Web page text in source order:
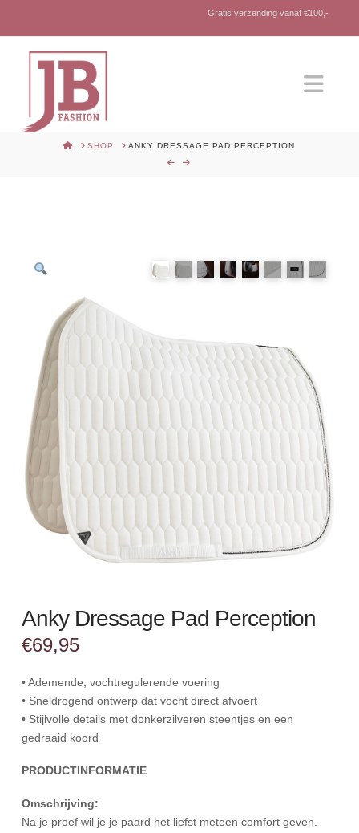
Gratis verzending vanaf €100,-
HOMESHOP ANKY DRESSAGE PAD PERCEPTION
Anky Dressage Pad Perception
€69,95
• Ademende, vochtregulerende voering
• Sneldrogend ontwerp dat vocht direct afvoert
• Stijlvolle details met donkerzilveren steentjes en een
gedraaid koord
PRODUCTINFORMATIE
Omschrijving:
Na je proef wil je je paard het liefst meteen comfort geven.